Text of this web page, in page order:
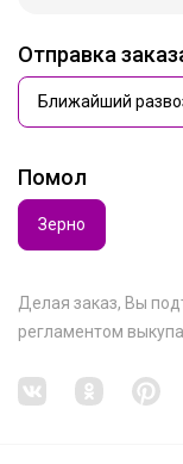
Отправка
Ближайший
Помол
Зерно
Делая заказ, Вы
регламентом выкупа